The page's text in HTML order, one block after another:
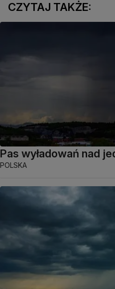
CZYTAJ TAKŻE:
Pas wyładowań nad
POLSKA